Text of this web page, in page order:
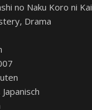
no Naku Koro ni Kai
Drama